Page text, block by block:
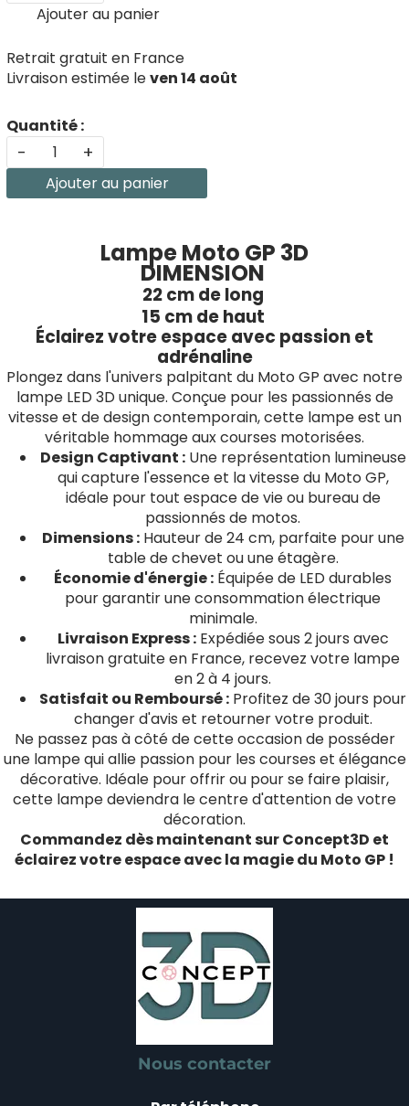
Ajouter au panier
Retrait gratuit en France
Livraison estimée leven 14 août
Quantité :
- +
Ajouter au panier
Lampe Moto GP 3D
DIMENSION
22 cm de long
15 cm de haut
Éclairez votre espace avec passion et
adrénaline
Plongez dans l'univers palpitant du Moto GP avec notre
lampe LED 3D unique. Conçue pour les passionnés de
vitesse et de design contemporain, cette lampe est un
véritable hommage aux courses motorisées.
Design Captivant :Une représentation lumineuse
qui capture l'essence et la vitesse du Moto GP,
idéale pour tout espace de vie ou bureau de
passionnés de motos.
Dimensions :Hauteur de 24 cm, parfaite pour une
table de chevet ou une étagère.
Économie d'énergie : Équipée de LED durables
pour garantir une consommation électrique
minimale.
Livraison Express :Expédiée sous 2 jours avec
livraison gratuite en France, recevez votre lampe
en 2 à 4 jours.
Satisfait ou Remboursé : Profitez de 30 jours pour
changer d'avis et retourner votre produit.
Ne passez pas à côté de cette occasion de posséder
une lampe qui allie passion pour les courses et élégance
décorative. Idéale pour offrir ou pour se faire plaisir,
cette lampe deviendra le centre d'attention de votre
décoration.
Commandez dès maintenant sur Concept3D et
éclairez votre espace avec la magie du Moto GP !
Nous contacter